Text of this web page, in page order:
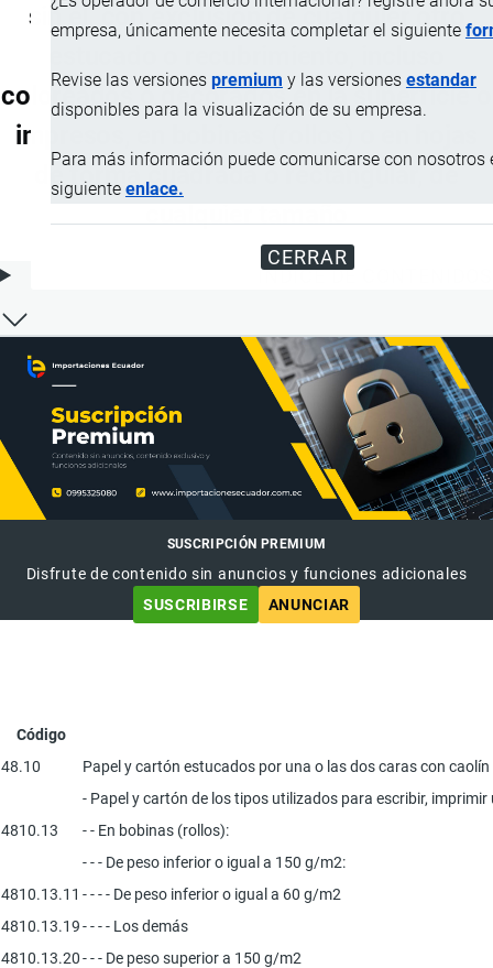
empresa, únicamente necesita completar el siguiente
Revise las versiones premium y las versiones estandar
disponibles para la visualización de su empresa.
Para más información puede comunicarse con nosotros
siguiente enlace.
CERRAR
sin él, con exclusión de cualquier otro
coloreados o decorados en la superficie o
impresos, en bobinas (rollos) o en hojas
de forma cuadrada o rectangular, de
ÍNDICE DE CONTENIDOS
SUSCRIPCIÓN PREMIUM
Disfrute de contenido sin anuncios y funciones adicionales
SUSCRIBIRSE
ANUNCIAR
Código
48.10
Papel y cartón estucados por una o las dos caras con
- Papel y cartón de los tipos utilizados para escribir,
4810.13
- - En bobinas (rollos):
- - - De peso inferior o igual a 150 g/m2:
4810.13.11 - - - - De peso inferior o igual a 60 g/m2
4810.13.19- - - - Los demás
4810.13.20- - - De peso superior a 150 g/m2